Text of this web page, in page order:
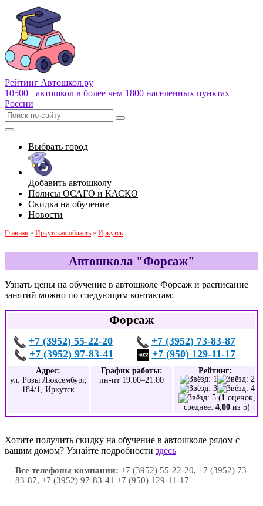
Рейтинг Автошкол.ру
10500+ автошкол в более чем 1800 населенных пунктах
России
Выбрать город
Добавить автошколу
Полисы ОСАГО и КАСКО
Скидка на обучение
Новости
Главная » Иркутская область » Иркутск
Автошкола "Форсаж"
Узнать цены на обучение в автошколе Форсаж и расписание
занятий можно по следующим контактам:
Форсаж
+7 (3952) 55-22-20
+7 (3952) 73-83-87
+7 (3952) 97-83-41
+7 (950) 129-11-17
Адрес:
ул. Розы Люксембург,
184/1, Иркутск
График работы:
пн-пт 19:00–21:00
Рейтинг:
(1 оценок,
среднее: 4,00 из 5)
Хотите получить скидку на обучение в автошколе рядом с
вашим домом? Узнайте подробности здесь
Все телефоны компании: +7 (3952) 55-22-20, +7 (3952) 73-
83-87, +7 (3952) 97-83-41 +7 (950) 129-11-17